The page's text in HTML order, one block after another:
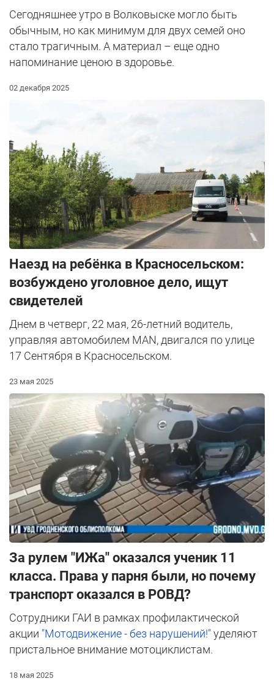
Сегодняшнее утро в Волковыске могло быть
обычным, но как минимум для двух семей оно
стало трагичным. А материал – еще одно
напоминание ценою в здоровье.
02 декабря 2025
Наезд на ребёнка в Красносельском:
возбуждено уголовное дело, ищут
свидетелей
Днем в четверг, 22 мая, 26-летний водитель,
управляя автомобилем MAN, двигался по улице
17 Сентября в Красносельском.
23 мая 2025
За рулем "ИЖа" оказался ученик 11
класса. Права у парня были, но почему
транспорт оказался в РОВД?
Сотрудники ГАИ в рамках профилактической
акции "Мотодвижение - без нарушений!"уделяют
пристальное внимание мотоциклистам.
18 мая 2025